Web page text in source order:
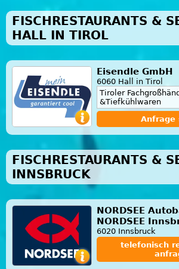
FISCHRESTAURANTS &
HALL IN TIROL
Eisendle GmbH
6060 Hall in Tirol
Tiroler
&Tiefkühlwaren
Anfrage
FISCHRESTAURANTS &
INNSBRUCK
NORDSEE
NORDSEE
6020 Innsbruck
telefonisch